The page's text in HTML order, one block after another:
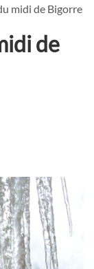
midi de Bigorre
de